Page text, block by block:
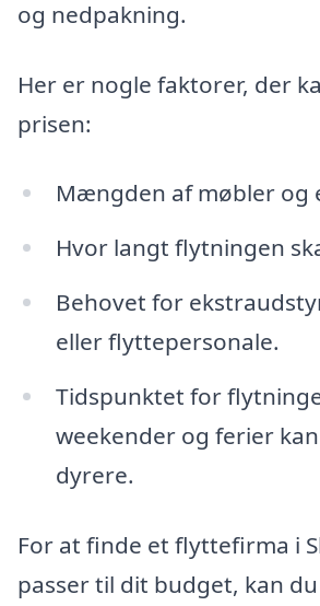
og nedpakning.
Her er nogle faktorer, der
prisen:
Mængden af møbler og
Hvor langt flytningen
Behovet for
eller flyttepersonale.
Tidspunktet for
weekender og ferier
dyrere.
For at finde et flyttefirma i
passer til dit budget, kan